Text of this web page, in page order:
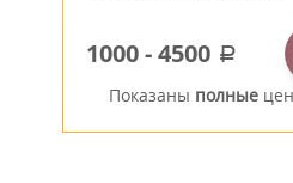
1000-4500 a
Показаны полные